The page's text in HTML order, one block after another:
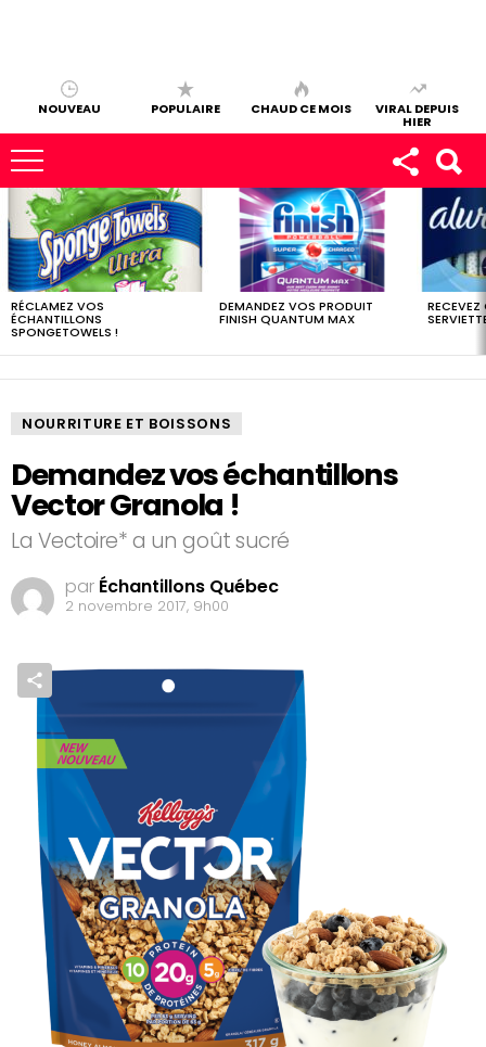
NOUVEAU POPULAIRE CHAUD CE MOIS VIRAL DEPUIS
HIER
LES
DERNIERS
ÉCHANTILLONS
RÉCLAMEZ VOS
ÉCHANTILLONS
SPONGETOWELS !
DEMANDEZ VOS PRODUIT
FINISH QUANTUM MAX
NOURRITURE ET BOISSONS
Demandez vos échantillons
Vector Granola !
La Vectoire* a un goût sucré
par Échantillons Québec
2 novembre 2017, 9h00